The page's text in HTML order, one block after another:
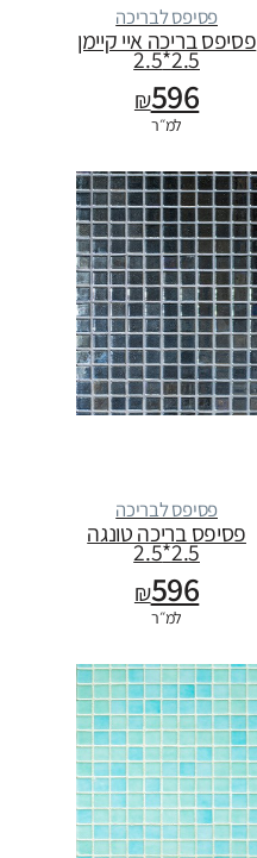
פסיפס לבריכה
פסיפס בריכה איי קיימן
2.5*2.5
₪596
למ״ר
פסיפס לבריכה
פסיפס בריכה טונגה
2.5*2.5
₪596
למ״ר